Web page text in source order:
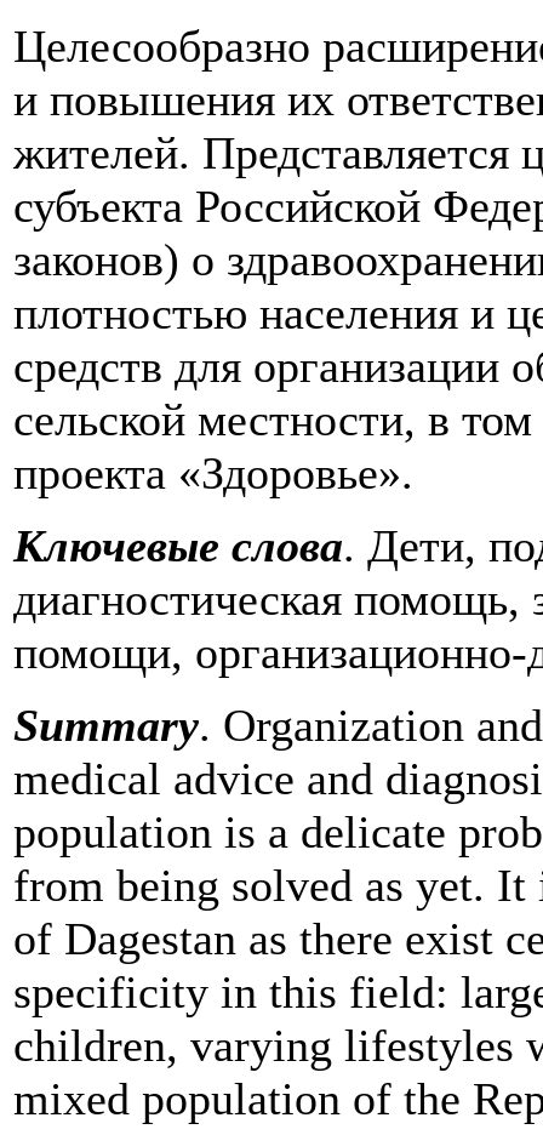
Целесообразно
и повышения их
жителей. Представляется
субъекта Российской
законов) о
плотностью населения и
средств для организации
сельской местности, в
проекта «Здоровье».
Ключевые слова. Дети,
диагностическая
помощи, организационно-
Summary. Organization
medical advice and
population is a delicate
from being solved as yet.
of Dagestan as there exist
specificity in this field:
children, varying lifestyles
mixed population of the